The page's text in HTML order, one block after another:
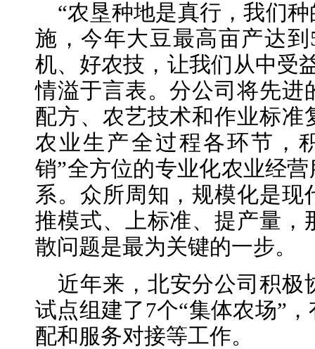
“农垦种地是真行，我们
施，今年大豆最高亩产达
机、好农技，让我们从中受
情溢于言表。分公司将先进
配方、农艺技术和作业标
农业生产全过程各环节，
销”全方位的专业化农业经
系。众所周知，规模化是
推模式、上标准、提产量，
散问题是最为关键的一步。
近年来，北安分公司积极
试点组建了7个“集体农场”
配和服务对接等工作。